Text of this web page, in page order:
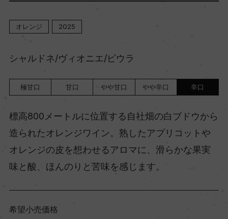
オレンジ 2025
シャルドネ/ヴィオニエ/ビウラ
極甘口 甘口 やや甘口 やや辛口 辛口
標高800メートルに位置する自社畑の白ブドウから
造られたオレンジワイン。熟したアプリコットや
オレンジの皮を想わせるアロマに、滑らかな果実
味と酸、ほんのりと苦味を感じます。
希望小売価格